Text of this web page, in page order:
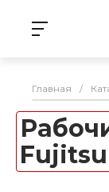
Главная /